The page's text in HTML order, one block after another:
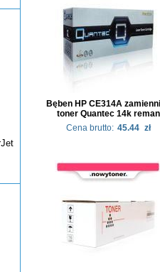
Bęben HP CE314A
toner Quantec 14k reman
Cena brutto: 45.44 zł